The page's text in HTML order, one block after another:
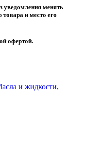
уведомления менять
и место его
офертой.
и жидкости,